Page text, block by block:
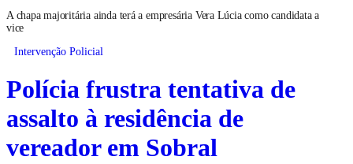
A chapa majoritária ainda terá a empresária Vera Lúcia como candidata a
vice
Intervenção Policial
Polícia frustra tentativa de
assalto à residência de
vereador em Sobral